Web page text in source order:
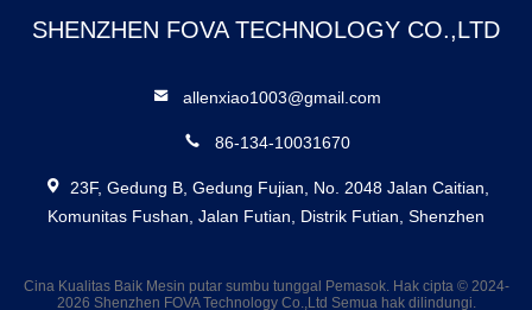
SHENZHEN FOVA TECHNOLOGY CO.,LTD
allenxiao1003@gmail.com
86-134-10031670
23F, Gedung B, Gedung Fujian, No. 2048 Jalan Caitian,
Komunitas Fushan, Jalan Futian, Distrik Futian, Shenzhen
Cina Kualitas Baik Mesin putar sumbu tunggal Pemasok. Hak cipta © 2024-
2026 Shenzhen FOVA Technology Co.,Ltd Semua hak dilindungi.